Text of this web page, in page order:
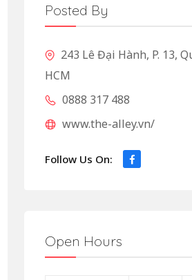
Posted By
243 Lê Đại Hành, P. 13,
HCM
0888 317 488
www.the-alley.vn/
Follow Us On:
Open Hours